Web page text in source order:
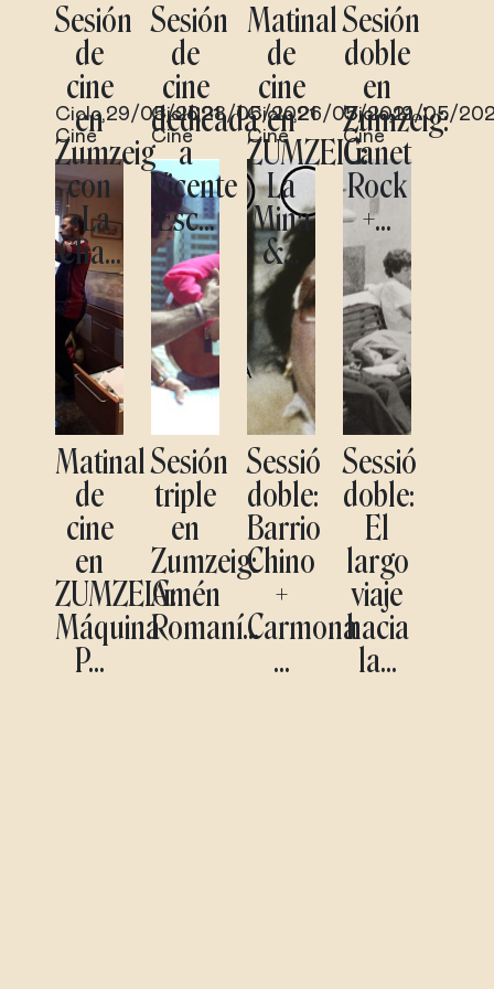
Sesión
de
cine
en
Zumzeig
con
«La
Cha...
Sesión
de
cine
dedicada
a
Vicente
Esc...
Matinal
de
cine
en
ZUMZEIG:
La
Mina
&...
Sesión
doble
en
Zumzeig:
Canet
Rock
+...
Ciclo,
Cine
29/05/2021
Matinal
de
cine
en
ZUMZEIG:
Máquina
P...
Ciclo,
Cine
28/05/2021
Sesión
triple
en
Zumzeig:
Amén
Romaní...
Ciclo,
Cine
26/05/2021
Sessió
doble:
Barrio
Chino
+
Carmona
...
Ciclo,
Cine
19/05/
Sessió
doble:
El
largo
viaje
hacia
la...